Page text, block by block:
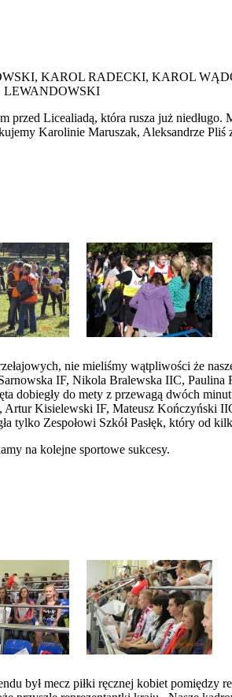
KAROL RADECKI, KAROL
przed Licealiadą, która rusza już
Karolinie Maruszak, Aleksandrze
nie mieliśmy wątpliwości że
IF, Nikola Bralewska IIC,
dobiegły do mety z przewagą dwóch
Kisielewski IF, Mateusz Kończyński
tylko Zespołowi Szkół Pasłęk, który od
na kolejne sportowe sukcesy.
był mecz piłki ręcznej kobiet pomiędzy